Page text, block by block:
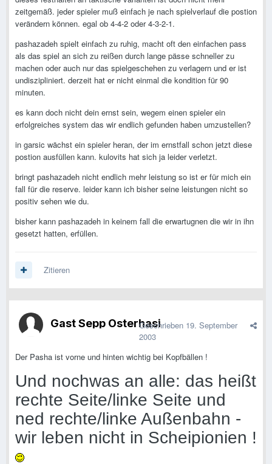
zeitgemäß. jeder spieler muß einfach je nach spielverlauf die postion
verändern können. egal ob 4-4-2 oder 4-3-2-1.
pashazadeh spielt einfach zu ruhig, macht oft den einfachen pass
als das spiel an sich zu reißen durch lange pässe schneller zu
machen oder auch nur das spielgeschehen zu verlagern und er ist
undiszipliniert. derzeit hat er nicht einmal die kondition für 90
minuten.
es kann doch nicht dein ernst sein, wegem einen spieler ein
erfolgreiches system das wir endlich gefunden haben umzustellen?
in garsic wächst ein spieler heran, der im ernstfall schon jetzt diese
postion ausfüllen kann. kulovits hat sich ja leider verletzt.
bringt pashazadeh nicht endlich mehr leistung so ist er für mich ein
fall für die reserve. leider kann ich bisher seine leistungen nicht so
positiv sehen wie du.
bisher kann pashazadeh in keinem fall die erwartugnen die wir in ihn
gesetzt hatten, erfüllen.
Zitieren
Gast Sepp OsterhasiGeschrieben 19. September
2003
Der Pasha ist vorne und hinten wichtig bei Kopfbällen !
Und nochwas an alle: das heißt
rechte Seite/linke Seite und
ned rechte/linke Außenbahn -
wir leben nicht in Scheipionien !